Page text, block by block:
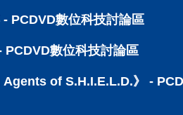
PCDVD數位科技討論區
PCDVD數位科技討論區
of S.H.I.E.L.D.》 -